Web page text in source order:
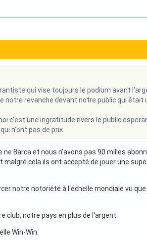
qui vise toujours le podium avant
notre revanche devant notre public qui était
c'est une ingratitude nvers le public
n'ont pas de prix
Barca et nous n'avons pas 90 milles
cela ils ont accepté de jouer une
notre notoriété à l'échelle mondiale vu
club, notre pays en plus de l'argent.
Win-Win.